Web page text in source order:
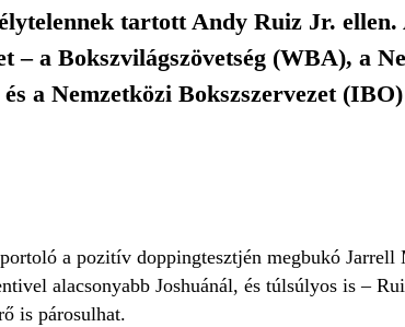
tartott Andy Ruiz Jr.
– a Bokszvilágszövetség (WBA), a
a Nemzetközi Bokszszervezet
a pozitív doppingtesztjén megbukó
alacsonyabb Joshuánál, és túlsúlyos is –
is párosulhat.